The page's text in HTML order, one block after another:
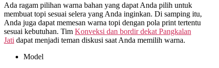
Ada ragam pilihan warna bahan yang dapat Anda pilih untuk
membuat topi sesuai selera yang Anda inginkan. Di samping itu,
Anda juga dapat memesan warna topi dengan pola print tertentu
sesuai kebutuhan. Tim Konveksi dan bordir dekat Pangkalan
Jati dapat menjadi teman diskusi saat Anda memilih warna.
Model